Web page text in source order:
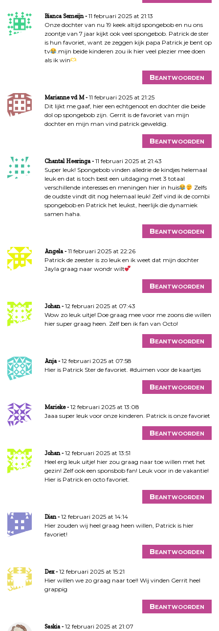
Bianca Semeijn
11 februari 2025 at 21:13
Onze dochter van nu 19 keek altijd spongebob en nu ons
zoontje van 7 jaar kijkt ook veel spongebob. Patrick de ster
is hun favoriet, want ze zeggen kijk papa Patrick je bent op
tv
.mijn beide kinderen zou ik hier veel plezier mee doen
als ik win
Beantwoorden
Marianne vd M
11 februari 2025 at 21:25
Dit lijkt me gaaf, hier een echtgenoot en dochter die beide
dol op spongebob zijn. Gerrit is de favoriet van mijn
dochter en mijn man vind patrick geweldig.
Beantwoorden
Chantal Heeringa
11 februari 2025 at 21:43
Super leuk! Spongebob vinden alledrie de kindjes helemaal
leuk en dat is toch best een uitdaging met 3 totaal
verschillende interesses en meningen hier in huis
Zelfs
de oudste vindt dit nog helemaal leuk! Zelf vind ik de combi
spongebob en Patrick het leukst, heerlijk die dynamiek
samen haha.
Beantwoorden
Angela
11 februari 2025 at 22:26
Patrick de zeester is zo leuk en ik weet dat mijn dochter
Jayla graag naar wondr wilt
Beantwoorden
Johan
12 februari 2025 at 07:43
Wow zo leuk uitje! Doe graag mee voor me zoons die willen
hier super graag heen. Zelf ben ik fan van Octo!
Beantwoorden
Anja
12 februari 2025 at 07:58
Hier is Patrick Ster de favoriet. #duimen voor de kaartjes
Beantwoorden
Marieke
12 februari 2025 at 13:08
Jaaa super leuk voor onze kinderen. Patrick is onze favoriet
Beantwoorden
Johan
12 februari 2025 at 13:51
Heel erg leuk uitje! hier zou graag naar toe willen met het
gezin! Zelf ook een sponsbob fan! Leuk voor in de vakantie!
Hier is Patrick en octo favoriet.
Beantwoorden
Dian
12 februari 2025 at 14:14
Hier zouden wij heel graag heen willen, Patrick is hier
favoriet!
Beantwoorden
Dex
12 februari 2025 at 15:21
Hier willen we zo graag naar toe!! Wij vinden Gerrit heel
grappig
Beantwoorden
Saskia
12 februari 2025 at 21:07